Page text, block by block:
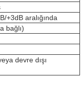
+3dB aralığında
bağlı)
devre dışı